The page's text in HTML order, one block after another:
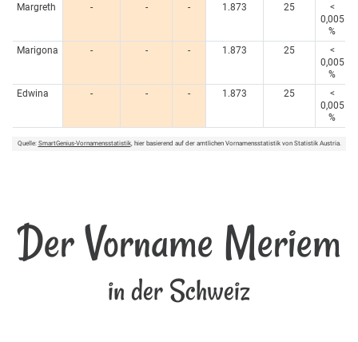
Margreth
- - - 1.873 25
<
0,005
%
Marigona
- - - 1.873 25
<
0,005
%
Edwina
- - - 1.873 25
<
0,005
%
Quelle: SmartGenius-Vornamensstatistik, hier basierend auf der amtlichen Vornamensstatistik von Statistik Austria.
Der Vorname Meriem
in der Schweiz